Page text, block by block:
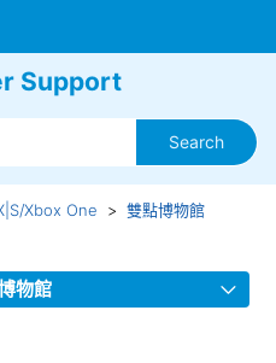
Support
Xbox One 雙點博物館
物館